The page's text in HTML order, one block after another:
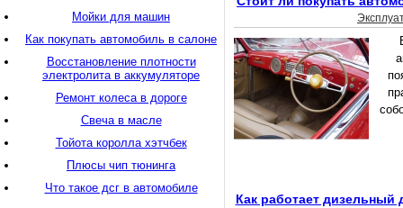
Как работает дизельный
Мойки для машин
Как покупать автомобиль в салоне
Восстановление плотности
электролита в аккумуляторе
Ремонт колеса в дороге
Свеча в масле
Тойота королла хэтчбек
Плюсы чип тюнинга
Что такое дсг в автомобиле